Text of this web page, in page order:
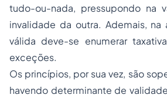
tudo-ou-nada, pressupondo na
invalidade da outra. Ademais,
válida deve-se enumerar
exceções.
Os princípios, por sua vez, são
havendo determinante de